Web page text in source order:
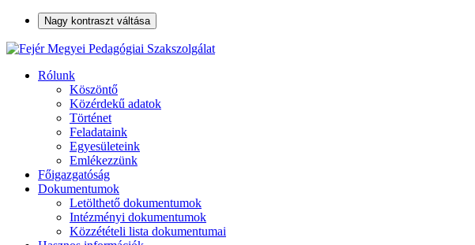
Nagy kontraszt váltása
Rólunk
Köszöntő
Közérdekű adatok
Történet
Feladataink
Egyesületeink
Emlékezzünk
Főigazgatóság
Dokumentumok
Letölthető dokumentumok
Intézményi dokumentumok
Közzétételi lista dokumentumai